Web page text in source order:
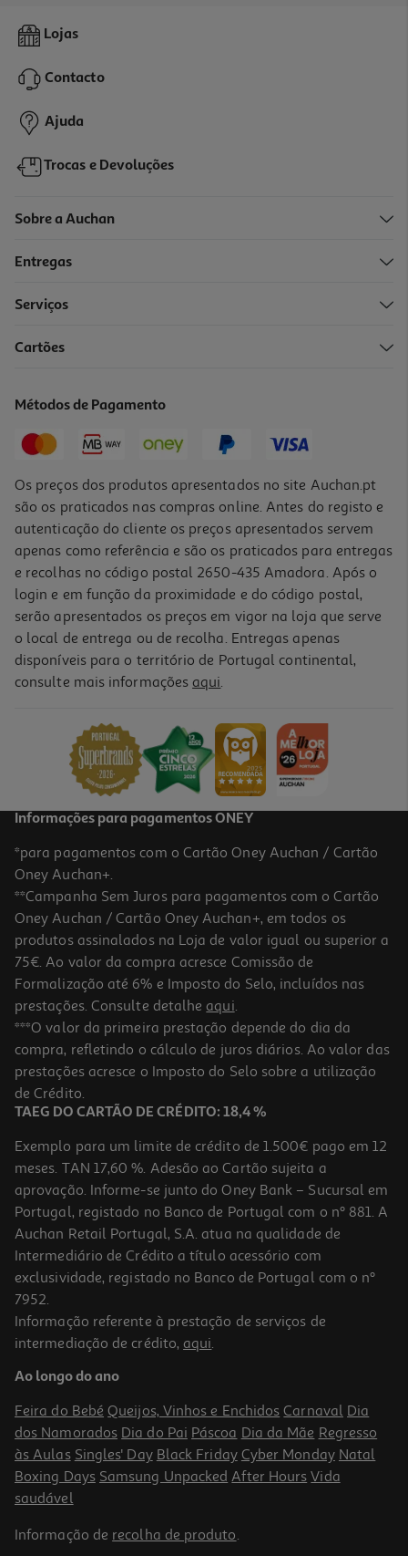
Vinho Tinto Casaleiro Tejo 0.75l
2,19 €
Vinho Tinto Quinta Da Alorna Tejo 0.75l
5.0
Vinho Tinto Casaleiro Reserva Syrah Tejo 0.75l
7.99 €/Lt
5,99 €
Vinho Tinto Terras Cartaxo Clássico Doc Tejo 0.75l
5.32 €/Lt
3,99 €
Lojas
Contacto
Ajuda
Trocas e Devoluções
Sobre a Auchan
Entregas
Serviços
Cartões
Métodos de Pagamento
Os preços dos produtos apresentados no site Auchan.pt
são os praticados nas compras online. Antes do registo e
autenticação do cliente os preços apresentados servem
apenas como referência e são os praticados para entregas
e recolhas no código postal 2650-435 Amadora. Após o
login e em função da proximidade e do código postal,
serão apresentados os preços em vigor na loja que serve
o local de entrega ou de recolha. Entregas apenas
disponíveis para o território de Portugal continental,
consulte mais informações aqui.
Informações para pagamentos ONEY
*para pagamentos com o Cartão Oney Auchan / Cartão
Oney Auchan+.
**Campanha Sem Juros para pagamentos com o Cartão
Oney Auchan / Cartão Oney Auchan+, em todos os
produtos assinalados na Loja de valor igual ou superior a
75€. Ao valor da compra acresce Comissão de
Formalização até 6% e Imposto do Selo, incluídos nas
prestações. Consulte detalhe aqui.
***O valor da primeira prestação depende do dia da
compra, refletindo o cálculo de juros diários. Ao valor das
prestações acresce o Imposto do Selo sobre a utilização
de Crédito.
TAEG DO CARTÃO DE CRÉDITO: 18,4 %
Exemplo para um limite de crédito de 1.500€ pago em 12
meses. TAN 17,60 %. Adesão ao Cartão sujeita a
aprovação. Informe-se junto do Oney Bank – Sucursal em
Portugal, registado no Banco de Portugal com o nº 881. A
Auchan Retail Portugal, S.A. atua na qualidade de
Intermediário de Crédito a título acessório com
exclusividade, registado no Banco de Portugal com o nº
7952.
Informação referente à prestação de serviços de
intermediação de crédito, aqui.
Ao longo do ano
Feira do Bebé Queijos, Vinhos e Enchidos Carnaval Dia
dos Namorados Dia do Pai Páscoa Dia da Mãe Regresso
às Aulas Singles' Day Black Friday Cyber Monday Natal
Boxing Days Samsung Unpacked After Hours Vida
saudável
Informação de recolha de produto.